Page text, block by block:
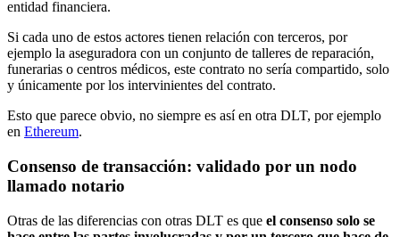
entidad financiera.
Si cada uno de estos actores tienen relación con terceros, por
ejemplo la aseguradora con un conjunto de talleres de reparación,
funerarias o centros médicos, este contrato no sería compartido, solo
y únicamente por los intervinientes del contrato.
Esto que parece obvio, no siempre es así en otra DLT, por ejemplo
en Ethereum.
Consenso de transacción: validado por un nodo
llamado notario
Otras de las diferencias con otras DLT es que el consenso solo se